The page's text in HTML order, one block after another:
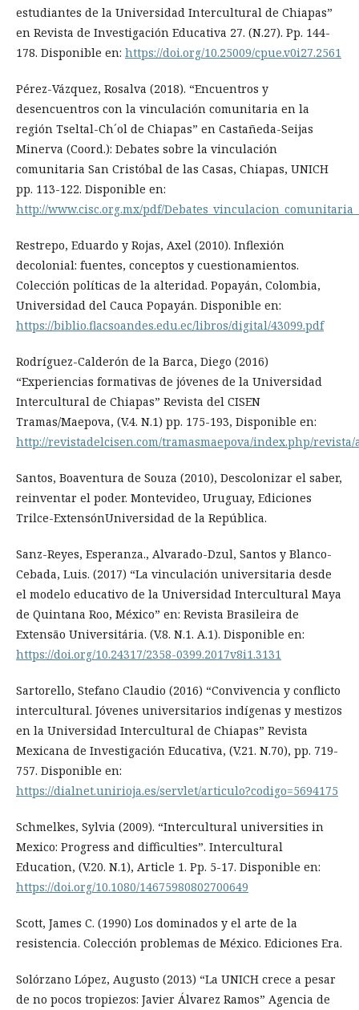
estudiantes de la Universidad Intercultural de Chiapas”
en Revista de Investigación Educativa 27. (N.27). Pp. 144-
178. Disponible en: https://doi.org/10.25009/cpue.v0i27.2561
Pérez-Vázquez, Rosalva (2018). “Encuentros y
desencuentros con la vinculación comunitaria en la
región Tseltal-Ch´ol de Chiapas” en Castañeda-Seijas
Minerva (Coord.): Debates sobre la vinculación
comunitaria San Cristóbal de las Casas, Chiapas, UNICH
pp. 113-122. Disponible en:
http://www.cisc.org.mx/pdf/
Restrepo, Eduardo y Rojas, Axel (2010). Inflexión
decolonial: fuentes, conceptos y cuestionamientos.
Colección políticas de la alteridad. Popayán, Colombia,
Universidad del Cauca Popayán. Disponible en:
https://biblio.flacsoandes.edu.ec/libros/digital/43099.pdf
Rodríguez-Calderón de la Barca, Diego (2016)
“Experiencias formativas de jóvenes de la Universidad
Intercultural de Chiapas” Revista del CISEN
Tramas/Maepova, (V.4. N.1) pp. 175-193, Disponible en:
http://revistadelcisen.com/tramasmaepova/index.php/
Santos, Boaventura de Souza (2010), Descolonizar el saber,
reinventar el poder. Montevideo, Uruguay, Ediciones
Trilce-ExtensónUniversidad de la República.
Sanz-Reyes, Esperanza., Alvarado-Dzul, Santos y Blanco-
Cebada, Luis. (2017) “La vinculación universitaria desde
el modelo educativo de la Universidad Intercultural Maya
de Quintana Roo, México” en: Revista Brasileira de
Extensão Universitária. (V.8. N.1. A.1). Disponible en:
https://doi.org/10.24317/2358-0399.2017v8i1.3131
Sartorello, Stefano Claudio (2016) “Convivencia y conflicto
intercultural. Jóvenes universitarios indígenas y mestizos
en la Universidad Intercultural de Chiapas” Revista
Mexicana de Investigación Educativa, (V.21. N.70), pp. 719-
757. Disponible en:
https://dialnet.unirioja.es/servlet/articulo?codigo=5694175
Schmelkes, Sylvia (2009). “Intercultural universities in
Mexico: Progress and difficulties”. Intercultural
Education, (V.20. N.1), Article 1. Pp. 5-17. Disponible en:
https://doi.org/10.1080/14675980802700649
Scott, James C. (1990) Los dominados y el arte de la
resistencia. Colección problemas de México. Ediciones Era.
Solórzano López, Augusto (2013) “La UNICH crece a pesar
de no pocos tropiezos: Javier Álvarez Ramos” Agencia de